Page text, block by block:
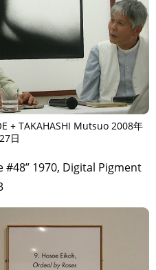
+ TAKAHASHI Mutsuo 2008年
日
#48” 1970, Digital Pigment